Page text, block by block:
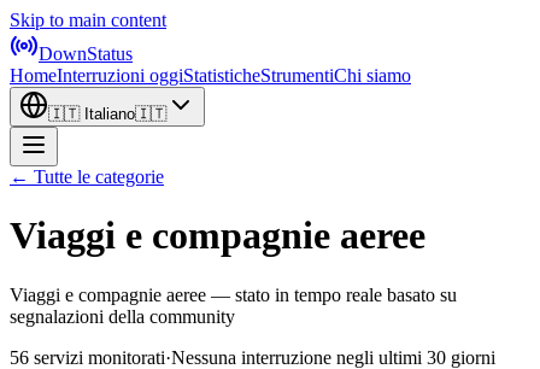
Skip to main content
DownStatus
HomeInterruzioni oggiStatisticheStrumentiChi siamo
🇮🇹 Italiano🇮🇹
← Tutte le categorie
Viaggi e compagnie aeree
Viaggi e compagnie aeree — stato in tempo reale basato su
segnalazioni della community
56 servizi monitorati·Nessuna interruzione negli ultimi 30 giorni